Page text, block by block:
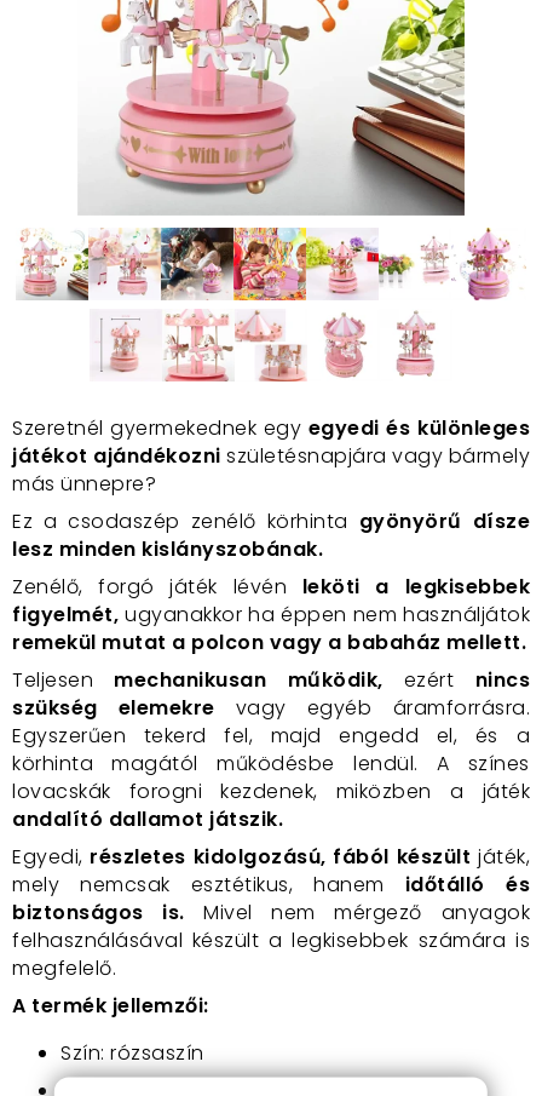
Szeretnél gyermekednek egy egyedi és különleges
játékot ajándékozni születésnapjára vagy bármely
más ünnepre?
Ez a csodaszép zenélő körhinta gyönyörű dísze
lesz minden kislányszobának.
Zenélő, forgó játék lévén leköti a legkisebbek
figyelmét, ugyanakkor ha éppen nem használjátok
remekül mutat a polcon vagy a babaház mellett.
Teljesen mechanikusan működik, ezért nincs
szükség elemekre vagy egyéb áramforrásra.
Egyszerűen tekerd fel, majd engedd el, és a
körhinta magától működésbe lendül. A színes
lovacskák forogni kezdenek, miközben a játék
andalító dallamot játszik.
Egyedi, részletes kidolgozású, fából készült játék,
mely nemcsak esztétikus, hanem időtálló és
biztonságos is. Mivel nem mérgező anyagok
felhasználásával készült a legkisebbek számára is
megfelelő.
A termék jellemzői:
Szín: rózsaszín